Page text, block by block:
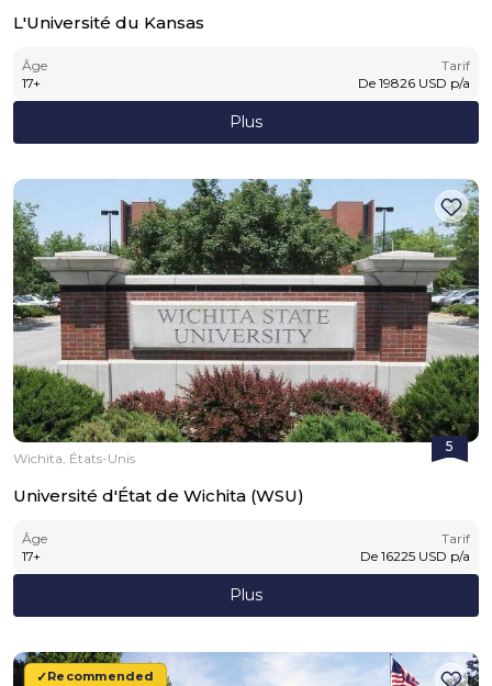
L'Université du Kansas
Âge
17+
Tarif
De 19826 USD p/a
Plus
5
Wichita, États-Unis
Université d'État de Wichita (WSU)
Âge
17+
Tarif
De 16225 USD p/a
Plus
Recommended